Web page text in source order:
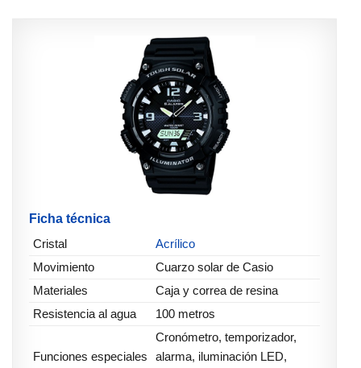
Ficha técnica
Cristal
Acrílico
Movimiento
Cuarzo solar de Casio
Materiales
Caja y correa de resina
Resistencia al agua
100 metros
Funciones especiales
Cronómetro, temporizador,
alarma, iluminación LED,